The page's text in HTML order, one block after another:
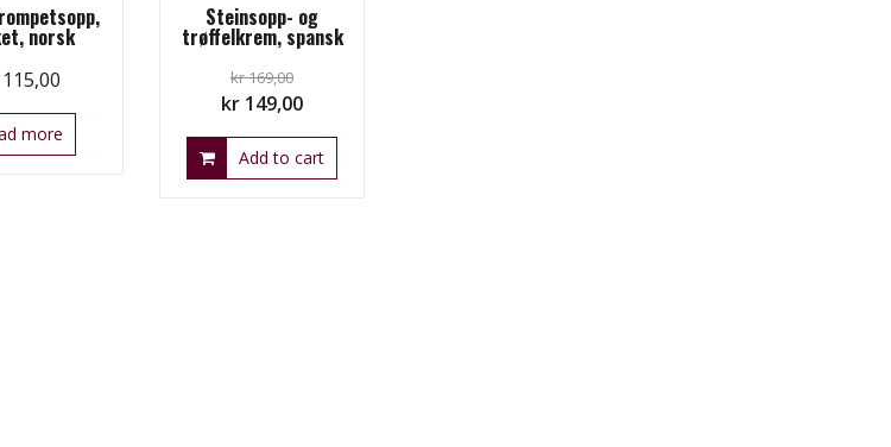
norsk
115,00
more
Steinsopp- og
trøffelkrem, spansk
kr169,00
Original
price
was:
kr 149,00Current
price
is:
Add to cart